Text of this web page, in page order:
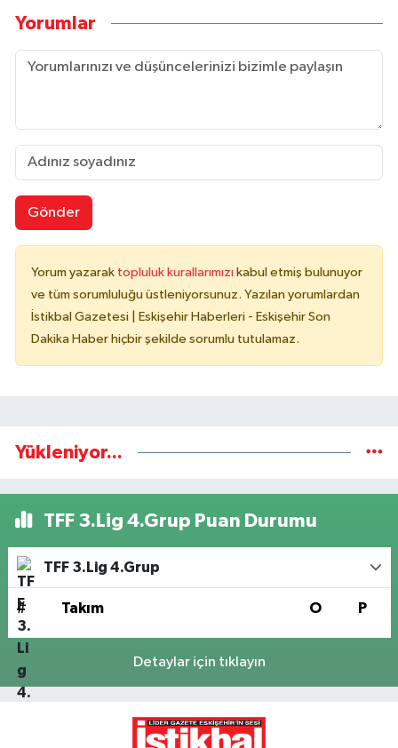
Yorumlar
Gönder
Yorum yazarak topluluk kurallarımızı kabul etmiş bulunuyor
ve tüm sorumluluğu üstleniyorsunuz. Yazılan yorumlardan
İstikbal Gazetesi | Eskişehir Haberleri - Eskişehir Son
Dakika Haber hiçbir şekilde sorumlu tutulamaz.
Yükleniyor...
TFF 3.Lig 4.Grup Puan Durumu
TFF 3.Lig 4.Grup
# Takım O P
Detaylar için tıklayın